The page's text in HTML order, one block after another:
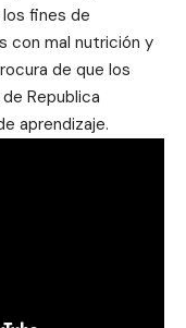
los fines de
con mal nutrición y
de que los
Republica
aprendizaje.